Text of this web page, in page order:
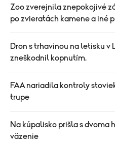
Zoo zverejnila znepokojivé
po zvieratách kamene a iné
Dron s trhavinou na letisku v
zneškodnil kopnutím.
FAA nariadila kontroly
trupe
Na kúpalisko prišla s dvoma
väzenie